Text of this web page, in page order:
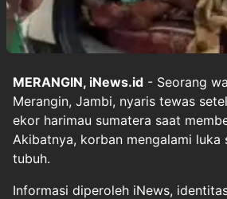
MERANGIN, iNews.id - Seorang
Merangin, Jambi, nyaris tewas
ekor harimau sumatera saat
Akibatnya, korban mengalami luka
tubuh.
Informasi diperoleh iNews,